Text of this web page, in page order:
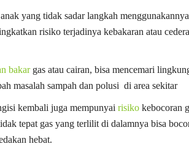
yang tidak sadar langkah
risiko terjadinya kebakaran atau
bakargas atau cairan, bisa mencemari
masalah sampah dan polusi di area sekitar
kembali juga mempunyai risiko kebocoran
tepat gas yang terlilit di dalamnya bisa
hebat.